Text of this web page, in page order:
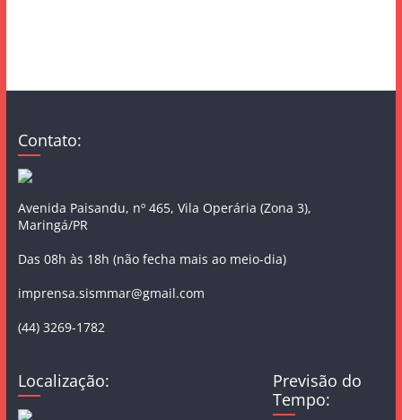
Contato:
Avenida Paisandu, nº 465, Vila Operária (Zona 3),
Maringá/PR
Das 08h às 18h (não fecha mais ao meio-dia)
imprensa.sismmar@gmail.com
(44) 3269-1782
Localização:
Previsão do
Tempo: